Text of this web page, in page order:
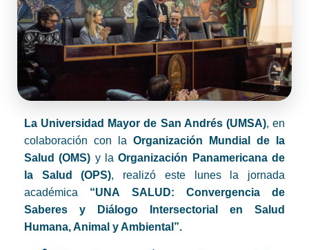
La Universidad Mayor de San Andrés (UMSA), en
colaboración con la Organización Mundial de la
Salud (OMS) y laOrganización Panamericana de
la Salud (OPS), realizó este lunes la jornada
académica “UNA SALUD: Convergencia de
Saberes y Diálogo Intersectorial en Salud
Humana, Animal y Ambiental”.